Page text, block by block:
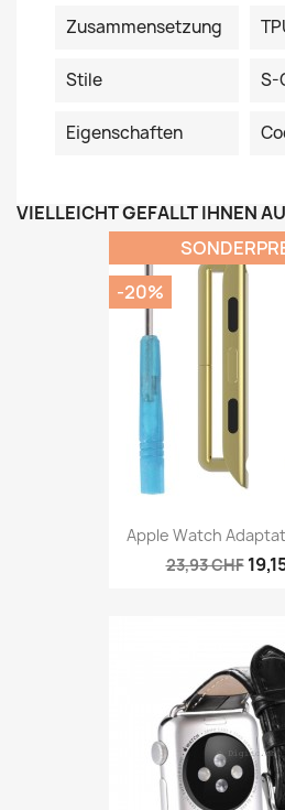
Zusammensetzung
Stile S-
Eigenschaften
VIELLEICHT GEFÄLLT IHNEN
Apple Watch
23,93 CHF
-20%